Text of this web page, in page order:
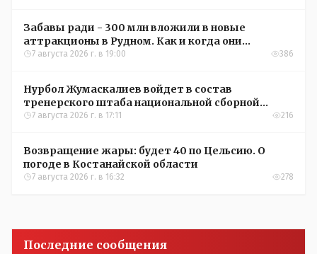
Забавы ради - 300 млн вложили в новые
аттракционы в Рудном. Как и когда они
окупятся?
7 августа 2026 г. в 19:00 386
Нурбол Жумаскалиев войдет в состав
тренерского штаба национальной сборной
Казахстана по футболу
7 августа 2026 г. в 17:11 216
Возвращение жары: будет 40 по Цельсию. О
погоде в Костанайской области
7 августа 2026 г. в 16:32 278
Последние сообщения